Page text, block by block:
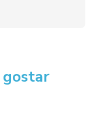
gostar